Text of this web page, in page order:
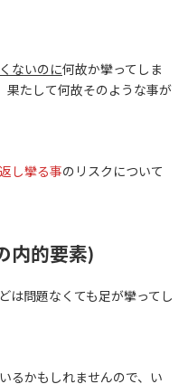
ないのに何故か攣ってしま
果たして何故そのような事が
し攣る事のリスクについて
内的要素)
は問題なくても足が攣ってし
るかもしれませんので、い